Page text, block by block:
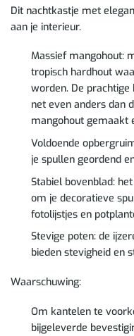
Dit nachtkastje met
aan je interieur.
Massief mangohout:
tropisch hardhout
worden. De
net even anders dan
mangohout gemaakt
Voldoende
je spullen geordend
Stabiel bovenblad:
om je decoratieve
fotolijstjes en
Stevige poten: de
bieden stevigheid en
Waarschuwing:
Om kantelen te
bijgeleverde